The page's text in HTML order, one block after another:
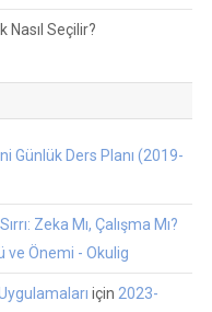
Nasıl Seçilir?
Günlük Ders Planı (2019-
Zeka Mı, Çalışma Mı?
ve Önemi - Okulig
için 2023-